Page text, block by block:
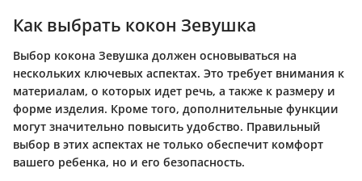
Как выбрать кокон Зевушка
Выбор кокона Зевушка должен основываться на
нескольких ключевых аспектах. Это требует внимания к
материалам, о которых идет речь, а также к размеру и
форме изделия. Кроме того, дополнительные функции
могут значительно повысить удобство. Правильный
выбор в этих аспектах не только обеспечит комфорт
вашего ребенка, но и его безопасность.